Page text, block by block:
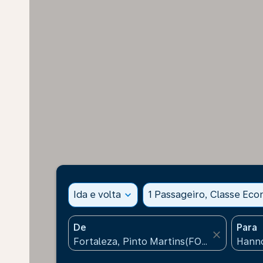
Ida e volta expand_more 1 Passageiro, Classe
De
close
Para